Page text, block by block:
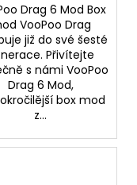
Drag 6 Mod Box
VooPoo Drag
již do své šesté
Přivítejte
s námi VooPoo
Drag 6 Mod,
box mod
z...